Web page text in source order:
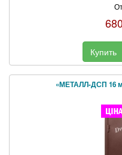
Купить
«МЕТАЛЛ-ДСП 16